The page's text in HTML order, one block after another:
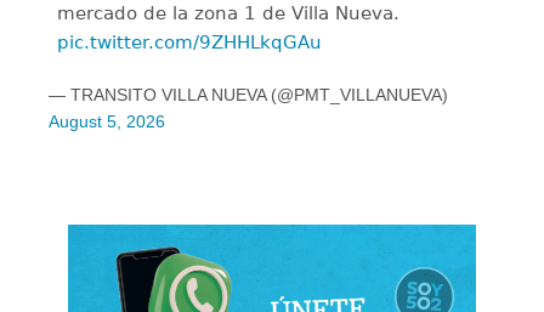
mercado de la zona 1 de Villa Nueva.
pic.twitter.com/9ZHHLkqGAu
— TRANSITO VILLA NUEVA (@PMT_VILLANUEVA)
August 5, 2026